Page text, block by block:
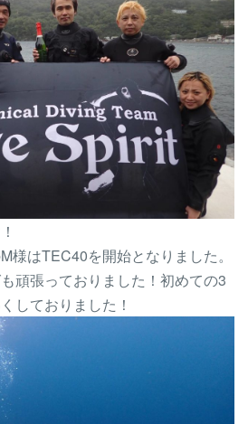
様はTEC40を開始となりました。
頑張っておりました！初めての3
しておりました！